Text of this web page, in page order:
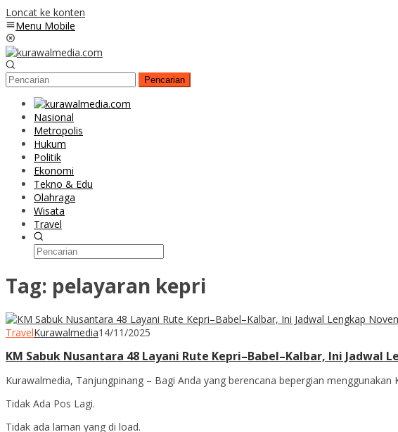
Loncat ke konten
Menu Mobile
Pencarian
Nasional
Metropolis
Hukum
Politik
Ekonomi
Tekno & Edu
Olahraga
Wisata
Travel
Tag: pelayaran kepri
TravelKurawalmedia14/11/2025
KM Sabuk Nusantara 48 Layani Rute Kepri–Babel–Kalbar, Ini Jadwal
Kurawalmedia, Tanjungpinang – Bagi Anda yang berencana bepergian
Tidak Ada Pos Lagi.
Tidak ada laman yang di load.